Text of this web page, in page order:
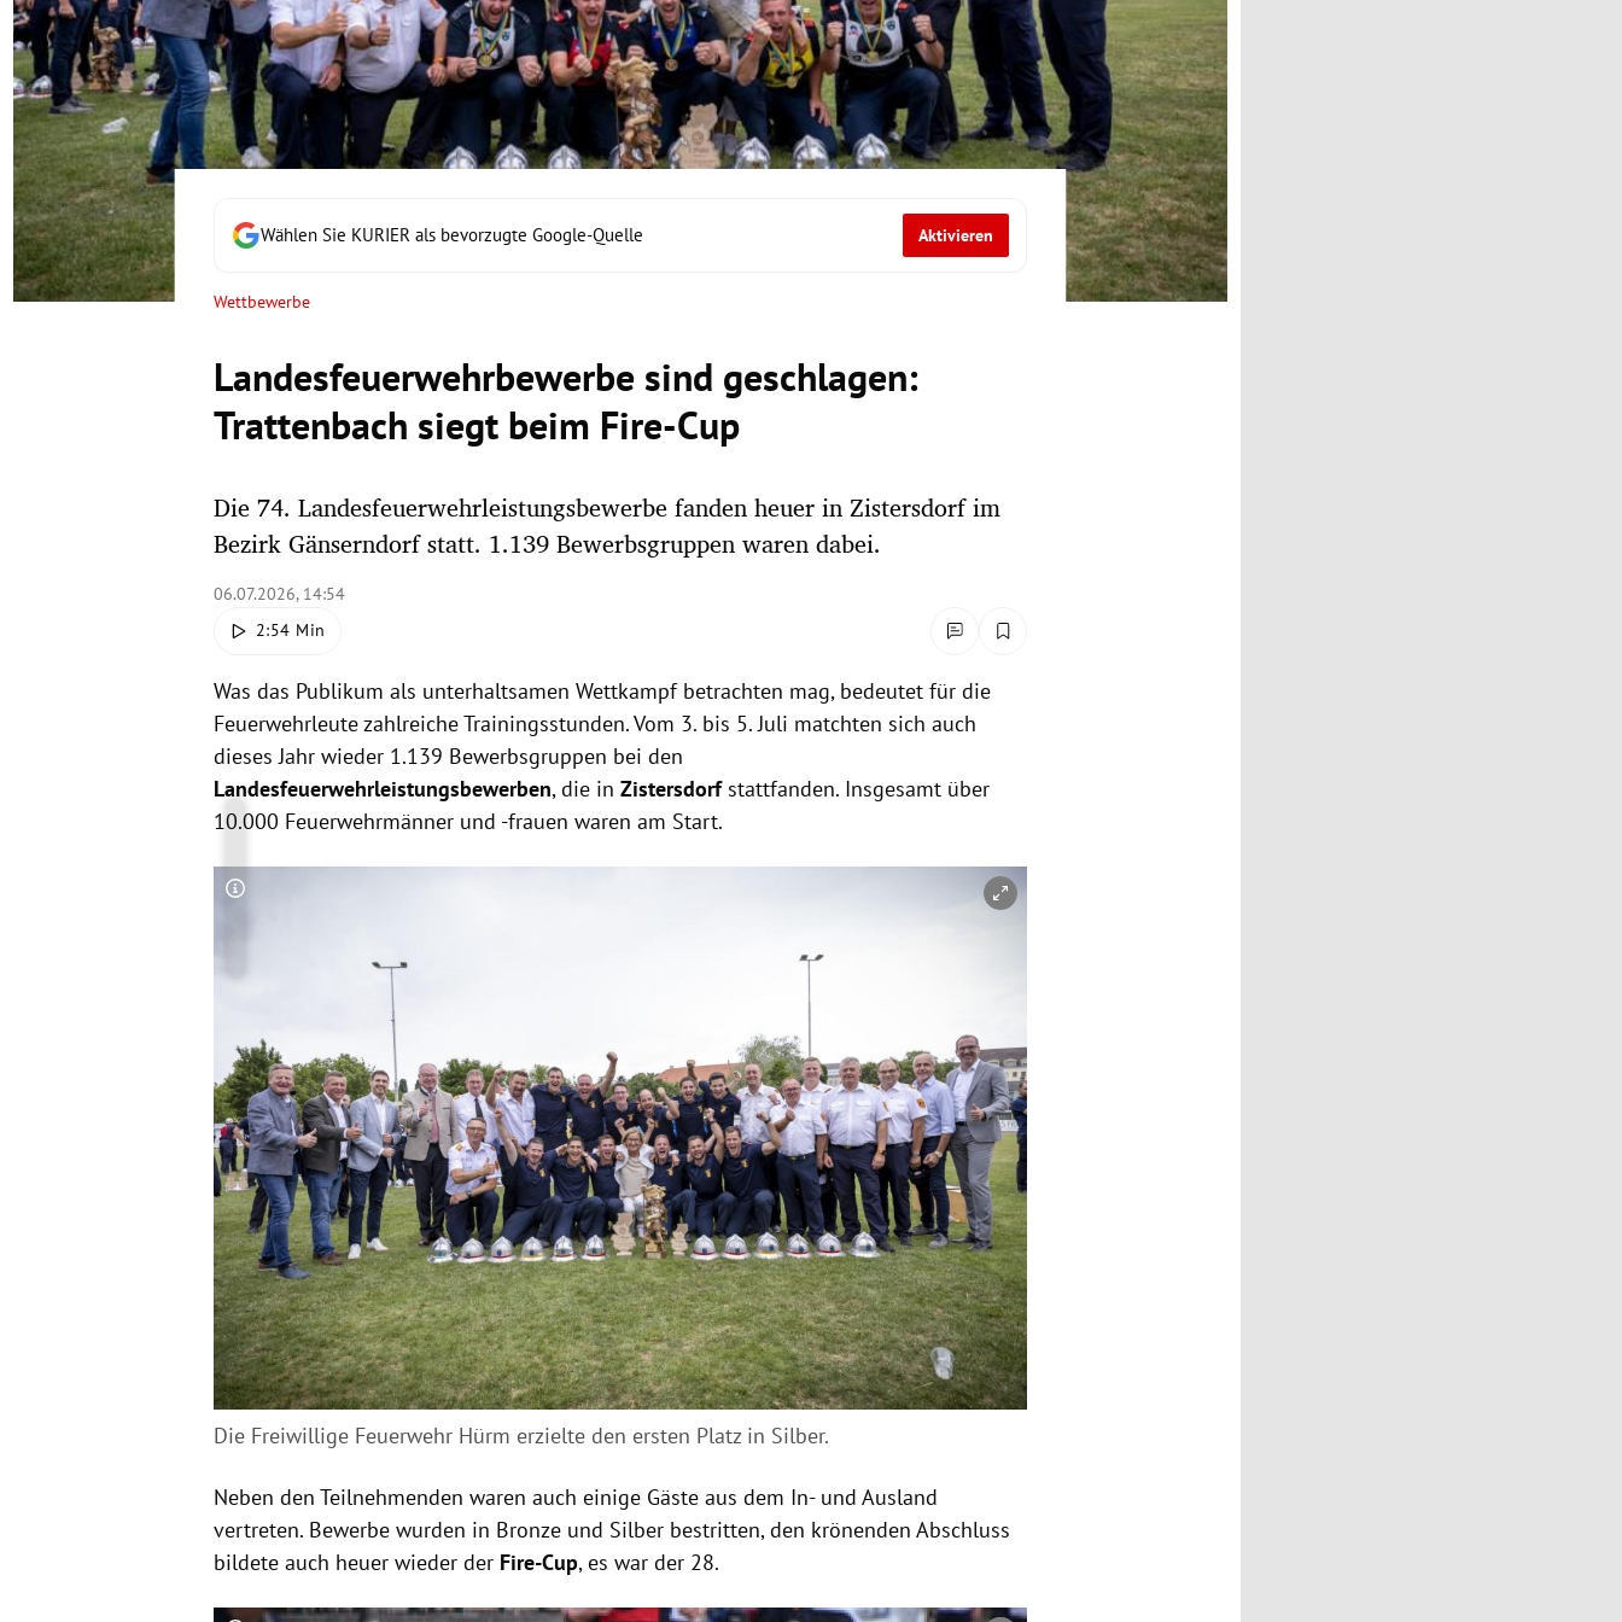
Untermenü
Untermenü
Untermenü
Untermenü
Untermenü
Wählen Sie KURIER als bevorzugte Google-Quelle Aktivieren
Wettbewerbe
Landesfeuerwehrbewerbe sind geschlagen:
Trattenbach siegt beim Fire-Cup
Die 74. Landesfeuerwehrleistungsbewerbe fanden heuer in Zistersdorf im
Bezirk Gänserndorf statt. 1.139 Bewerbsgruppen waren dabei.
06.07.2026, 14:54
2:54 Min
Was das Publikum als unterhaltsamen Wettkampf betrachten mag, bedeutet für die
Feuerwehrleute zahlreiche Trainingsstunden.Vom 3. bis 5. Juli matchten sich auch
dieses Jahr wieder 1.139 Bewerbsgruppen bei den
Landesfeuerwehrleistungsbewerben, die in Zistersdorfstattfanden. Insgesamt über
10.000 Feuerwehrmänner und -frauen waren am Start.
Copyright-Hinweis öffnen/schließen
Die Freiwillige Feuerwehr Hürm erzielte den ersten Platz in Silber.
Neben den Teilnehmenden waren auch einige Gäste aus dem In- und Ausland
vertreten. Bewerbe wurden in Bronze und Silber bestritten, den krönenden Abschluss
bildete auch heuer wieder der Fire-Cup, es war der 28.